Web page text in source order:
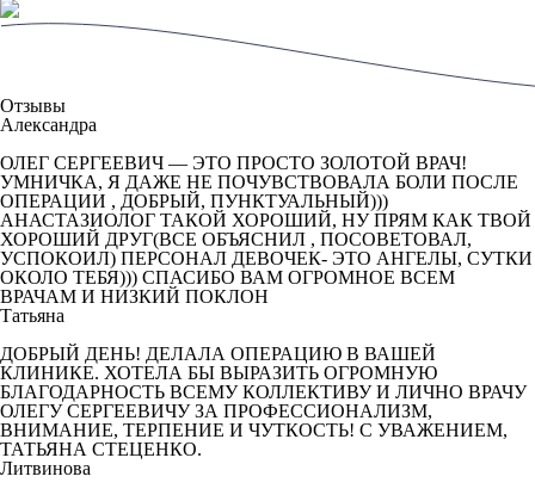
Отзывы
Александра
ОЛЕГ СЕРГЕЕВИЧ — ЭТО ПРОСТО ЗОЛОТОЙ ВРАЧ!
УМНИЧКА, Я ДАЖЕ НЕ ПОЧУВСТВОВАЛА БОЛИ ПОСЛЕ
ОПЕРАЦИИ , ДОБРЫЙ, ПУНКТУАЛЬНЫЙ)))
АНАСТАЗИОЛОГ ТАКОЙ ХОРОШИЙ, НУ ПРЯМ КАК ТВОЙ
ХОРОШИЙ ДРУГ(ВСЕ ОБЪЯСНИЛ , ПОСОВЕТОВАЛ,
УСПОКОИЛ) ПЕРСОНАЛ ДЕВОЧЕК- ЭТО АНГЕЛЫ, СУТКИ
ОКОЛО ТЕБЯ))) СПАСИБО ВАМ ОГРОМНОЕ ВСЕМ
ВРАЧАМ И НИЗКИЙ ПОКЛОН
Татьяна
ДОБРЫЙ ДЕНЬ! ДЕЛАЛА ОПЕРАЦИЮ В ВАШЕЙ
КЛИНИКЕ. ХОТЕЛА БЫ ВЫРАЗИТЬ ОГРОМНУЮ
БЛАГОДАРНОСТЬ ВСЕМУ КОЛЛЕКТИВУ И ЛИЧНО ВРАЧУ
ОЛЕГУ СЕРГЕЕВИЧУ ЗА ПРОФЕССИОНАЛИЗМ,
ВНИМАНИЕ, ТЕРПЕНИЕ И ЧУТКОСТЬ! С УВАЖЕНИЕМ,
ТАТЬЯНА СТЕЦЕНКО.
Литвинова